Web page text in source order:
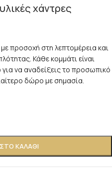
χάντρες
προσοχή στη λεπτομέρεια και
Κάθε κομμάτι είναι
να αναδείξεις το προσωπικό
δώρο με σημασία.
ΚΑΛΆΘΙ